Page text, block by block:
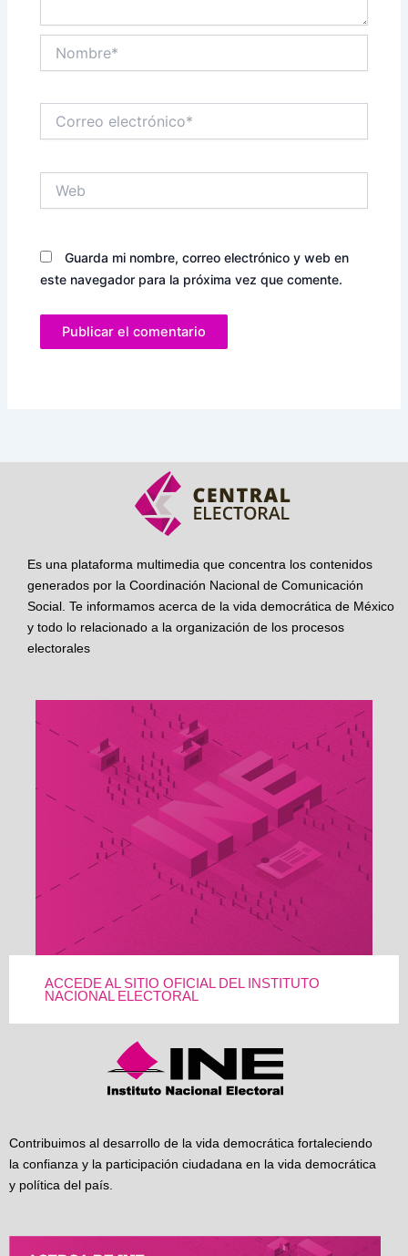
electrónico*
Guarda mi nombre, correo electrónico y web en
este navegador para la próxima vez que comente.
Es una plataforma multimedia que concentra los contenidos
generados por la Coordinación Nacional de Comunicación
Social. Te informamos acerca de la vida democrática de México
y todo lo relacionado a la organización de los procesos
electorales
ACCEDE AL SITIO OFICIAL DEL INSTITUTO
NACIONAL ELECTORAL
Contribuimos al desarrollo de la vida democrática fortaleciendo
la confianza y la participación ciudadana en la vida democrática
y política del país.